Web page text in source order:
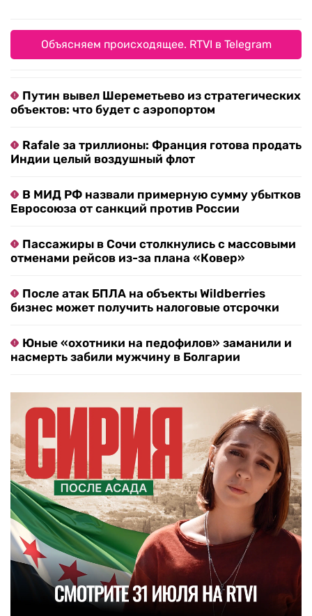
Объясняем происходящее. RTVI в Telegram
Путин вывел Шереметьево из стратегических
объектов: что будет с аэропортом
Rafale за триллионы: Франция готова продать
Индии целый воздушный флот
В МИД РФ назвали примерную сумму убытков
Евросоюза от санкций против России
Пассажиры в Сочи столкнулись с массовыми
отменами рейсов из-за плана «Ковер»
После атак БПЛА на объекты Wildberries
бизнес может получить налоговые отсрочки
Юные «охотники на педофилов» заманили и
насмерть забили мужчину в Болгарии